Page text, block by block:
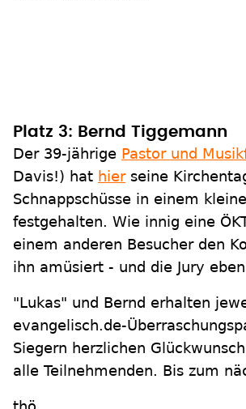
Platz 3: Bernd Tiggemann
Der 39-jährige Pastor und
Davis!) hat hierseine
Schnappschüsse in einem
festgehalten. Wie innig eine
einem anderen Besucher den
ihn amüsiert - und die Jury
"Lukas" und Bernd erhalten
evangelisch.de-
Siegern herzlichen
alle Teilnehmenden. Bis zum